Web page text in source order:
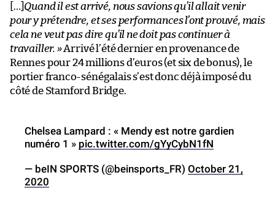
[…] Quand il est arrivé, nous savions qu’il allait venir
pour y prétendre, et ses performances l’ont prouvé, mais
cela ne veut pas dire qu’il ne doit pas continuer à
travailler. »Arrivé l’été dernier en provenance de
Rennes pour 24 millions d’euros (et six de bonus), le
portier franco-sénégalais s’est donc déjà imposé du
côté de Stamford Bridge.
Chelsea Lampard : « Mendy est notre gardien
numéro 1 » pic.twitter.com/gYyCybN1fN
— beIN SPORTS (@beinsports_FR) October 21,
2020